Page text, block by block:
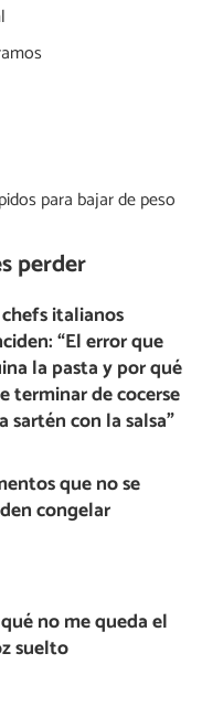
para bajar de peso
perder
italianos
“El error que
la pasta y por qué
terminar de cocerse
sartén con la salsa”
que no se
congelar
no me queda el
suelto